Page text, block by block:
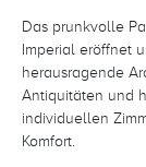
Das prunkvolle
Imperial eröffnet
herausragende
Antiquitäten und
individuellen
Komfort.